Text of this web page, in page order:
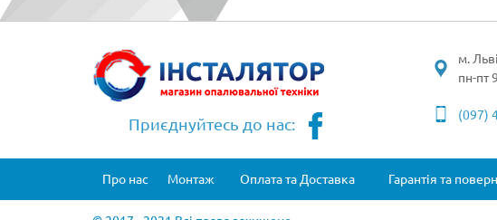
Приєднуйтесь до нас:
м.
пн-пт
(097)
Про нас Монтаж Оплата та Доставка Гарантія та